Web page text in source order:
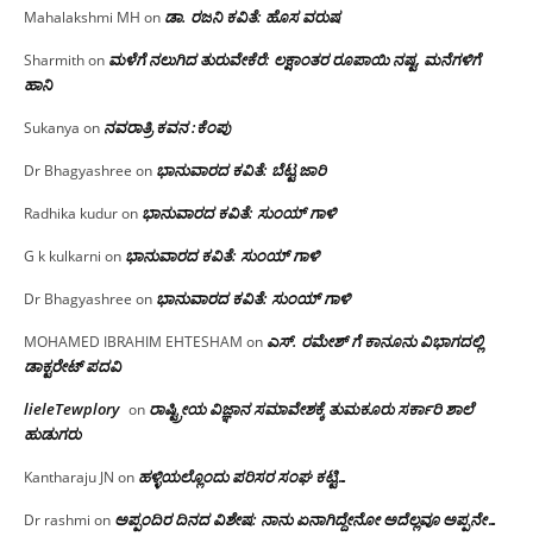
Mahalakshmi MH on ಡಾ. ರಜನಿ ಕವಿತೆ: ಹೊಸ ವರುಷ
Sharmithon ಮಳೆಗೆ ನಲುಗಿದ ತುರುವೇಕೆರೆ: ಲಕ್ಷಾಂತರ ರೂಪಾಯಿ ನಷ್ಟ, ಮನೆಗಳಿಗೆ
ಹಾನಿ
Sukanya on ನವರಾತ್ರಿ ಕವನ :ಕೆಂಪು
Dr Bhagyashree on ಭಾನುವಾರದ ಕವಿತೆ: ಬೆಟ್ಟ ಜಾರಿ
Radhika kuduron ಭಾನುವಾರದ ಕವಿತೆ: ಸುಂಯ್ ಗಾಳಿ
G k kulkarni on ಭಾನುವಾರದ ಕವಿತೆ: ಸುಂಯ್ ಗಾಳಿ
Dr Bhagyashree on ಭಾನುವಾರದ ಕವಿತೆ: ಸುಂಯ್ ಗಾಳಿ
MOHAMED IBRAHIM EHTESHAM on ಎಸ್. ರಮೇಶ್ ಗೆ ಕಾನೂನು ವಿಭಾಗದಲ್ಲಿ
ಡಾಕ್ಟರೇಟ್ ಪದವಿ
lieleTewplory on ರಾಷ್ಟ್ರೀಯ ವಿಜ್ಞಾನ ಸಮಾವೇಶಕ್ಕೆ‌ ತುಮಕೂರು ಸರ್ಕಾರಿ ಶಾಲೆ
ಹುಡುಗರು
Kantharaju JN on ಹಳ್ಳಿಯಲ್ಲೊಂದು ಪರಿಸರ ಸಂಘ ಕಟ್ಟಿ…
Dr rashmi on ಅಪ್ಪಂದಿರ ದಿನದ ವಿಶೇಷ: ನಾನು ಏನಾಗಿದ್ದೇನೋ‌ ಅದೆಲ್ಲವೂ ಅಪ್ಪನೇ…